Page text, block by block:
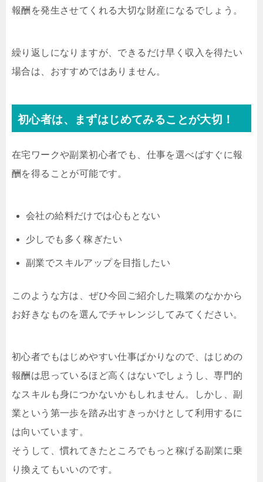
報酬を発生させてくれる大切な財産になるでしょう。
繰り返しになりますが、できるだけ早く収入を得たい
場合は、おすすめではありません。
初心者は、まずはじめてみることが大切！
在宅ワークや副業初心者でも、仕事を選べばすぐに報
酬を得ることが可能です。
会社の給料だけでは心もとない
少しでも多く稼ぎたい
副業でスキルアップを目指したい
このような方は、ぜひ今回ご紹介した職業のなかから
お好きなものを選んでチャレンジしてみてください。
初心者でもはじめやすい仕事ばかりなので、はじめの
報酬は思っているほど高くはないでしょうし、専門的
なスキルも身につかないかもしれません。しかし、副
業という第一歩を踏み出すきっかけとして利用するに
は向いています。
そうして、慣れてきたところでもっと稼げる副業に乗
り換えてもいいのです。